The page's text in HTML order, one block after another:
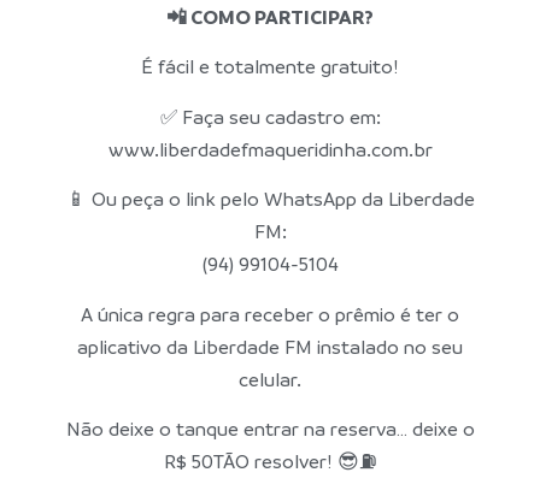
📲 COMO PARTICIPAR?
É fácil e totalmente gratuito!
✅ Faça seu cadastro em:
www.liberdadefmaqueridinha.com.br
📱 Ou peça o link pelo WhatsApp da Liberdade
FM:
(94) 99104-5104
A única regra para receber o prêmio é ter o
aplicativo da Liberdade FM instalado no seu
celular.
Não deixe o tanque entrar na reserva… deixe o
R$ 50TÃO resolver! 😎⛽